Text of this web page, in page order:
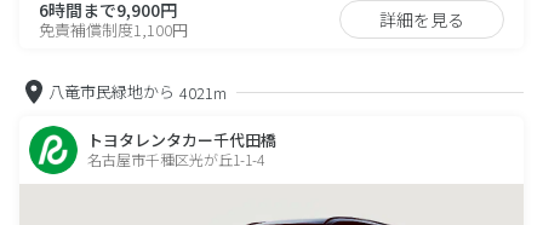
6時間まで9,900円
免責補償制度1,100円 詳細を見る
八竜市民緑地から 4021m
トヨタレンタカー千代田橋
名古屋市千種区光が丘1-1-4